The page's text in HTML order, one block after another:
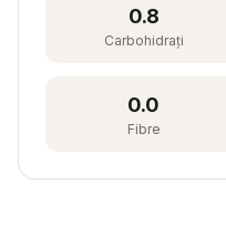
0.8
Carbohidrați
0.0
Fibre